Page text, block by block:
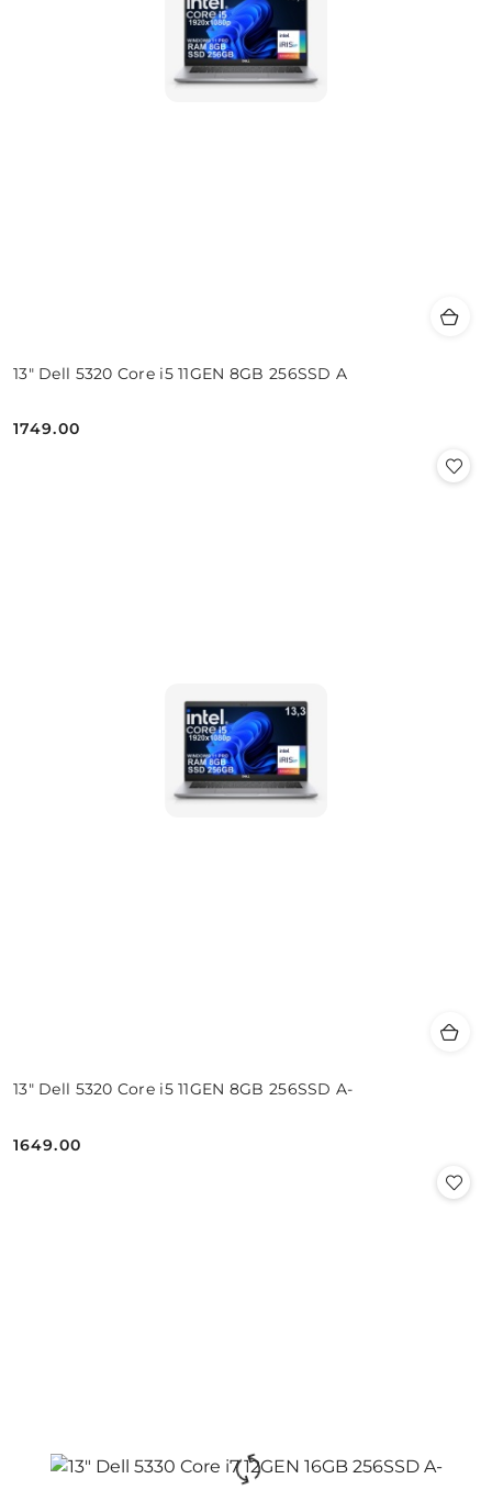
13" Dell 5320 Core i5 11GEN 8GB 256SSD A
Cena:
1749.00
13" Dell 5320 Core i5 11GEN 8GB 256SSD A-
Cena:
1649.00